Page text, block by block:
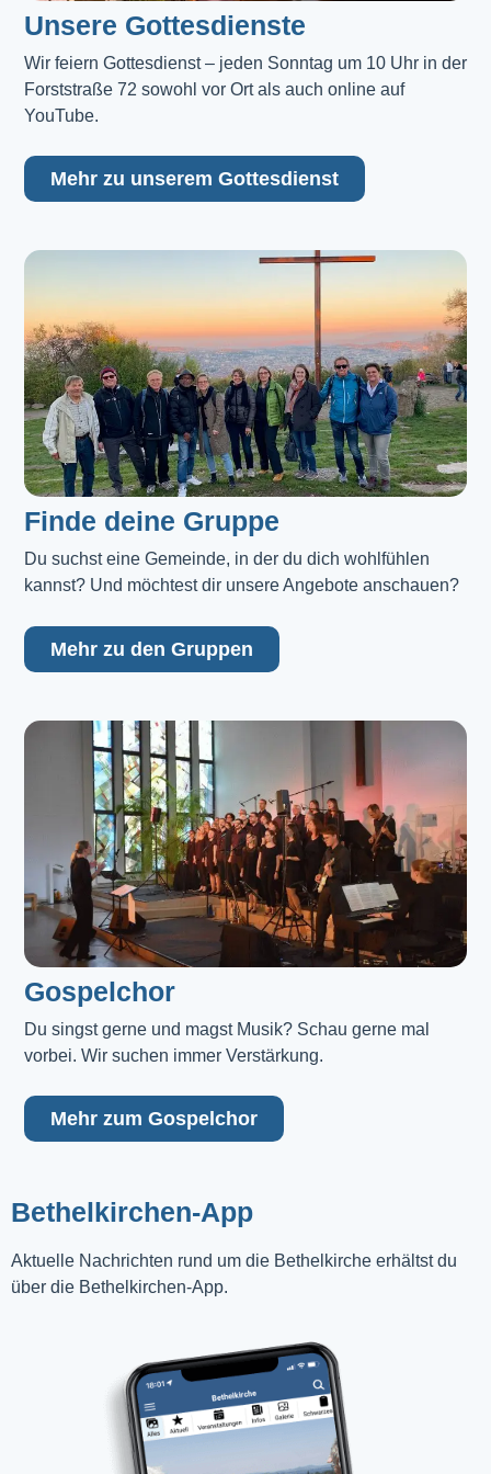
Unsere Gottesdienste
Wir feiern Gottesdienst – jeden Sonntag um 10 Uhr in der
Forststraße 72 sowohl vor Ort als auch online auf
YouTube.
Mehr zu unserem Gottesdienst
Finde deine Gruppe
Du suchst eine Gemeinde, in der du dich wohlfühlen
kannst? Und möchtest dir unsere Angebote anschauen?
Mehr zu den Gruppen
Gospelchor
Du singst gerne und magst Musik? Schau gerne mal
vorbei. Wir suchen immer Verstärkung.
Mehr zum Gospelchor
Bethelkirchen-App
Aktuelle Nachrichten rund um die Bethelkirche erhältst du
über die Bethelkirchen-App.